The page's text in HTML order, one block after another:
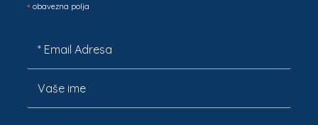
*obavezna polja